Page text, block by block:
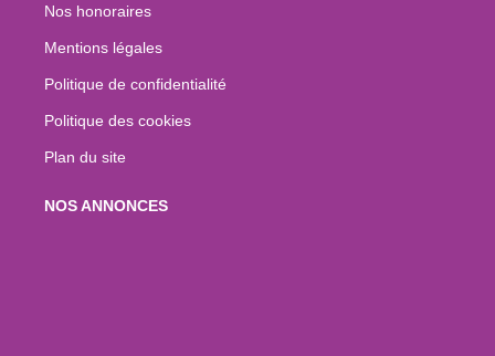
Nos honoraires
Mentions légales
Politique de confidentialité
Politique des cookies
Plan du site
NOS ANNONCES